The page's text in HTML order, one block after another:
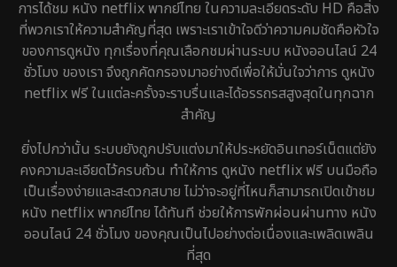
การได้ชม หนัง netflix พากย์ไทย ในความละเอียดระดับ HD คือสิ่ง
ที่พวกเราให้ความสำคัญที่สุด เพราะเราเข้าใจดีว่าความคมชัดคือหัวใจ
ของการดูหนัง ทุกเรื่องที่คุณเลือกชมผ่านระบบ หนังออนไลน์ 24
ชั่วโมง ของเรา จึงถูกคัดกรองมาอย่างดีเพื่อให้มั่นใจว่าการ ดูหนัง
netflix ฟรี ในแต่ละครั้งจะราบรื่นและได้อรรถรสสูงสุดในทุกฉาก
สำคัญ
ยิ่งไปกว่านั้น ระบบยังถูกปรับแต่งมาให้ประหยัดอินเทอร์เน็ตแต่ยัง
คงความละเอียดไว้ครบถ้วน ทำให้การ ดูหนัง netflix ฟรี บนมือถือ
เป็นเรื่องง่ายและสะดวกสบาย ไม่ว่าจะอยู่ที่ไหนก็สามารถเปิดเข้าชม
หนัง netflix พากย์ไทย ได้ทันที ช่วยให้การพักผ่อนผ่านทาง หนัง
ออนไลน์ 24 ชั่วโมง ของคุณเป็นไปอย่างต่อเนื่องและเพลิดเพลิน
ที่สุด